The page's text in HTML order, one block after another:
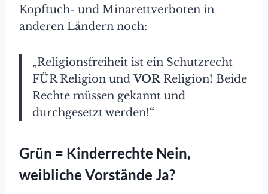
Kopftuch- und Minarettverboten in
anderen Ländern noch:
„Religionsfreiheit ist ein Schutzrecht
FÜR Religion undVORReligion! Beide
Rechte müssen gekannt und
durchgesetzt werden!“
Grün = Kinderrechte Nein,
weibliche Vorstände Ja?